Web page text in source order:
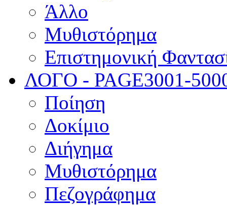
Άλλο
Μυθιστόρημα
Επιστημονική
ΛΟΓΟ - PAGE3001-
Ποίηση
Δοκίμιο
Διήγημα
Μυθιστόρημα
Πεζογράφημα